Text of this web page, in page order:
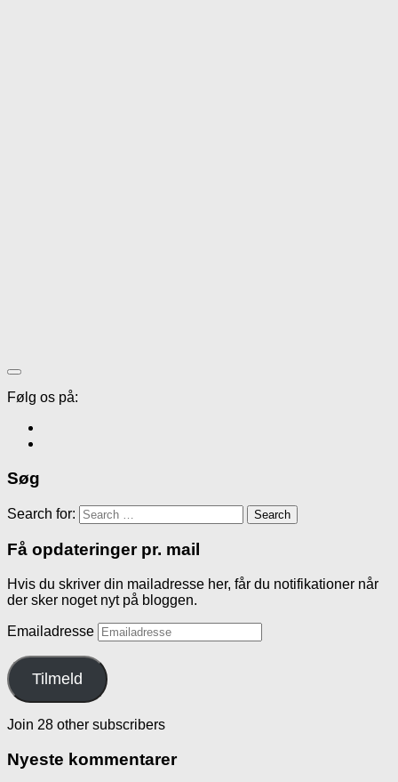
Følg os på:
Søg
Search for:
Få opdateringer pr. mail
Hvis du skriver din mailadresse her, får du notifikationer når
der sker noget nyt på bloggen.
Emailadresse
Tilmeld
Join 28 other subscribers
Nyeste kommentarer